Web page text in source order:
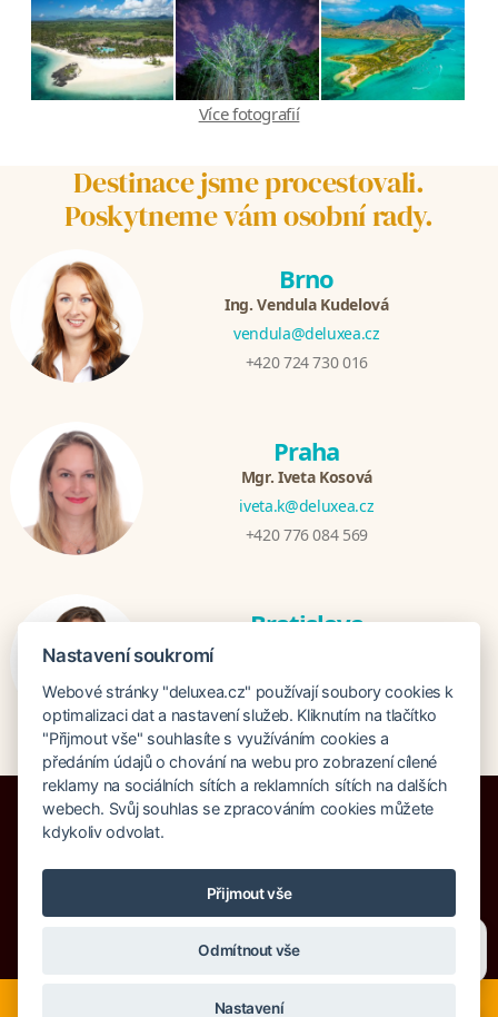
Více fotografií
Destinace jsme procestovali.
Poskytneme vám osobní rady.
Brno
Ing. Vendula Kudelová
vendula@deluxea.cz
+420 724 730 016
Praha
Mgr. Iveta Kosová
iveta.k@deluxea.cz
+420 776 084 569
Bratislava
+421 948 759 074
Pojištění proti úpadku 125 000 000 Kč
Nastavení soukromí
Webové stránky "deluxea.cz" používají soubory cookies k
optimalizaci dat a nastavení služeb. Kliknutím na tlačítko
"Přijmout vše" souhlasíte s využíváním cookies a
předáním údajů o chování na webu pro zobrazení cílené
reklamy na sociálních sítích a reklamních sítích na dalších
webech. Svůj souhlas se zpracováním cookies můžete
kdykoliv odvolat.
Přijmout vše
Odmítnout vše
Nastavení
Potřebujete poradit? Zeptejte se našeho asistenta
Chettyho.